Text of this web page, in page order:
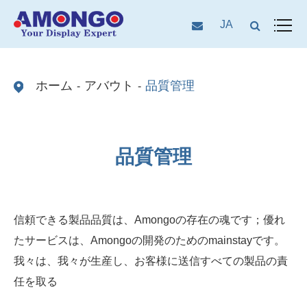
JA
ホーム アバウト 品質管理
品質管理
信頼できる製品品質は、Amongoの存在の魂です；優れ
たサービスは、Amongoの開発のためのmainstayです。
我々は、我々が生産し、お客様に送信すべての製品の責
任を取る